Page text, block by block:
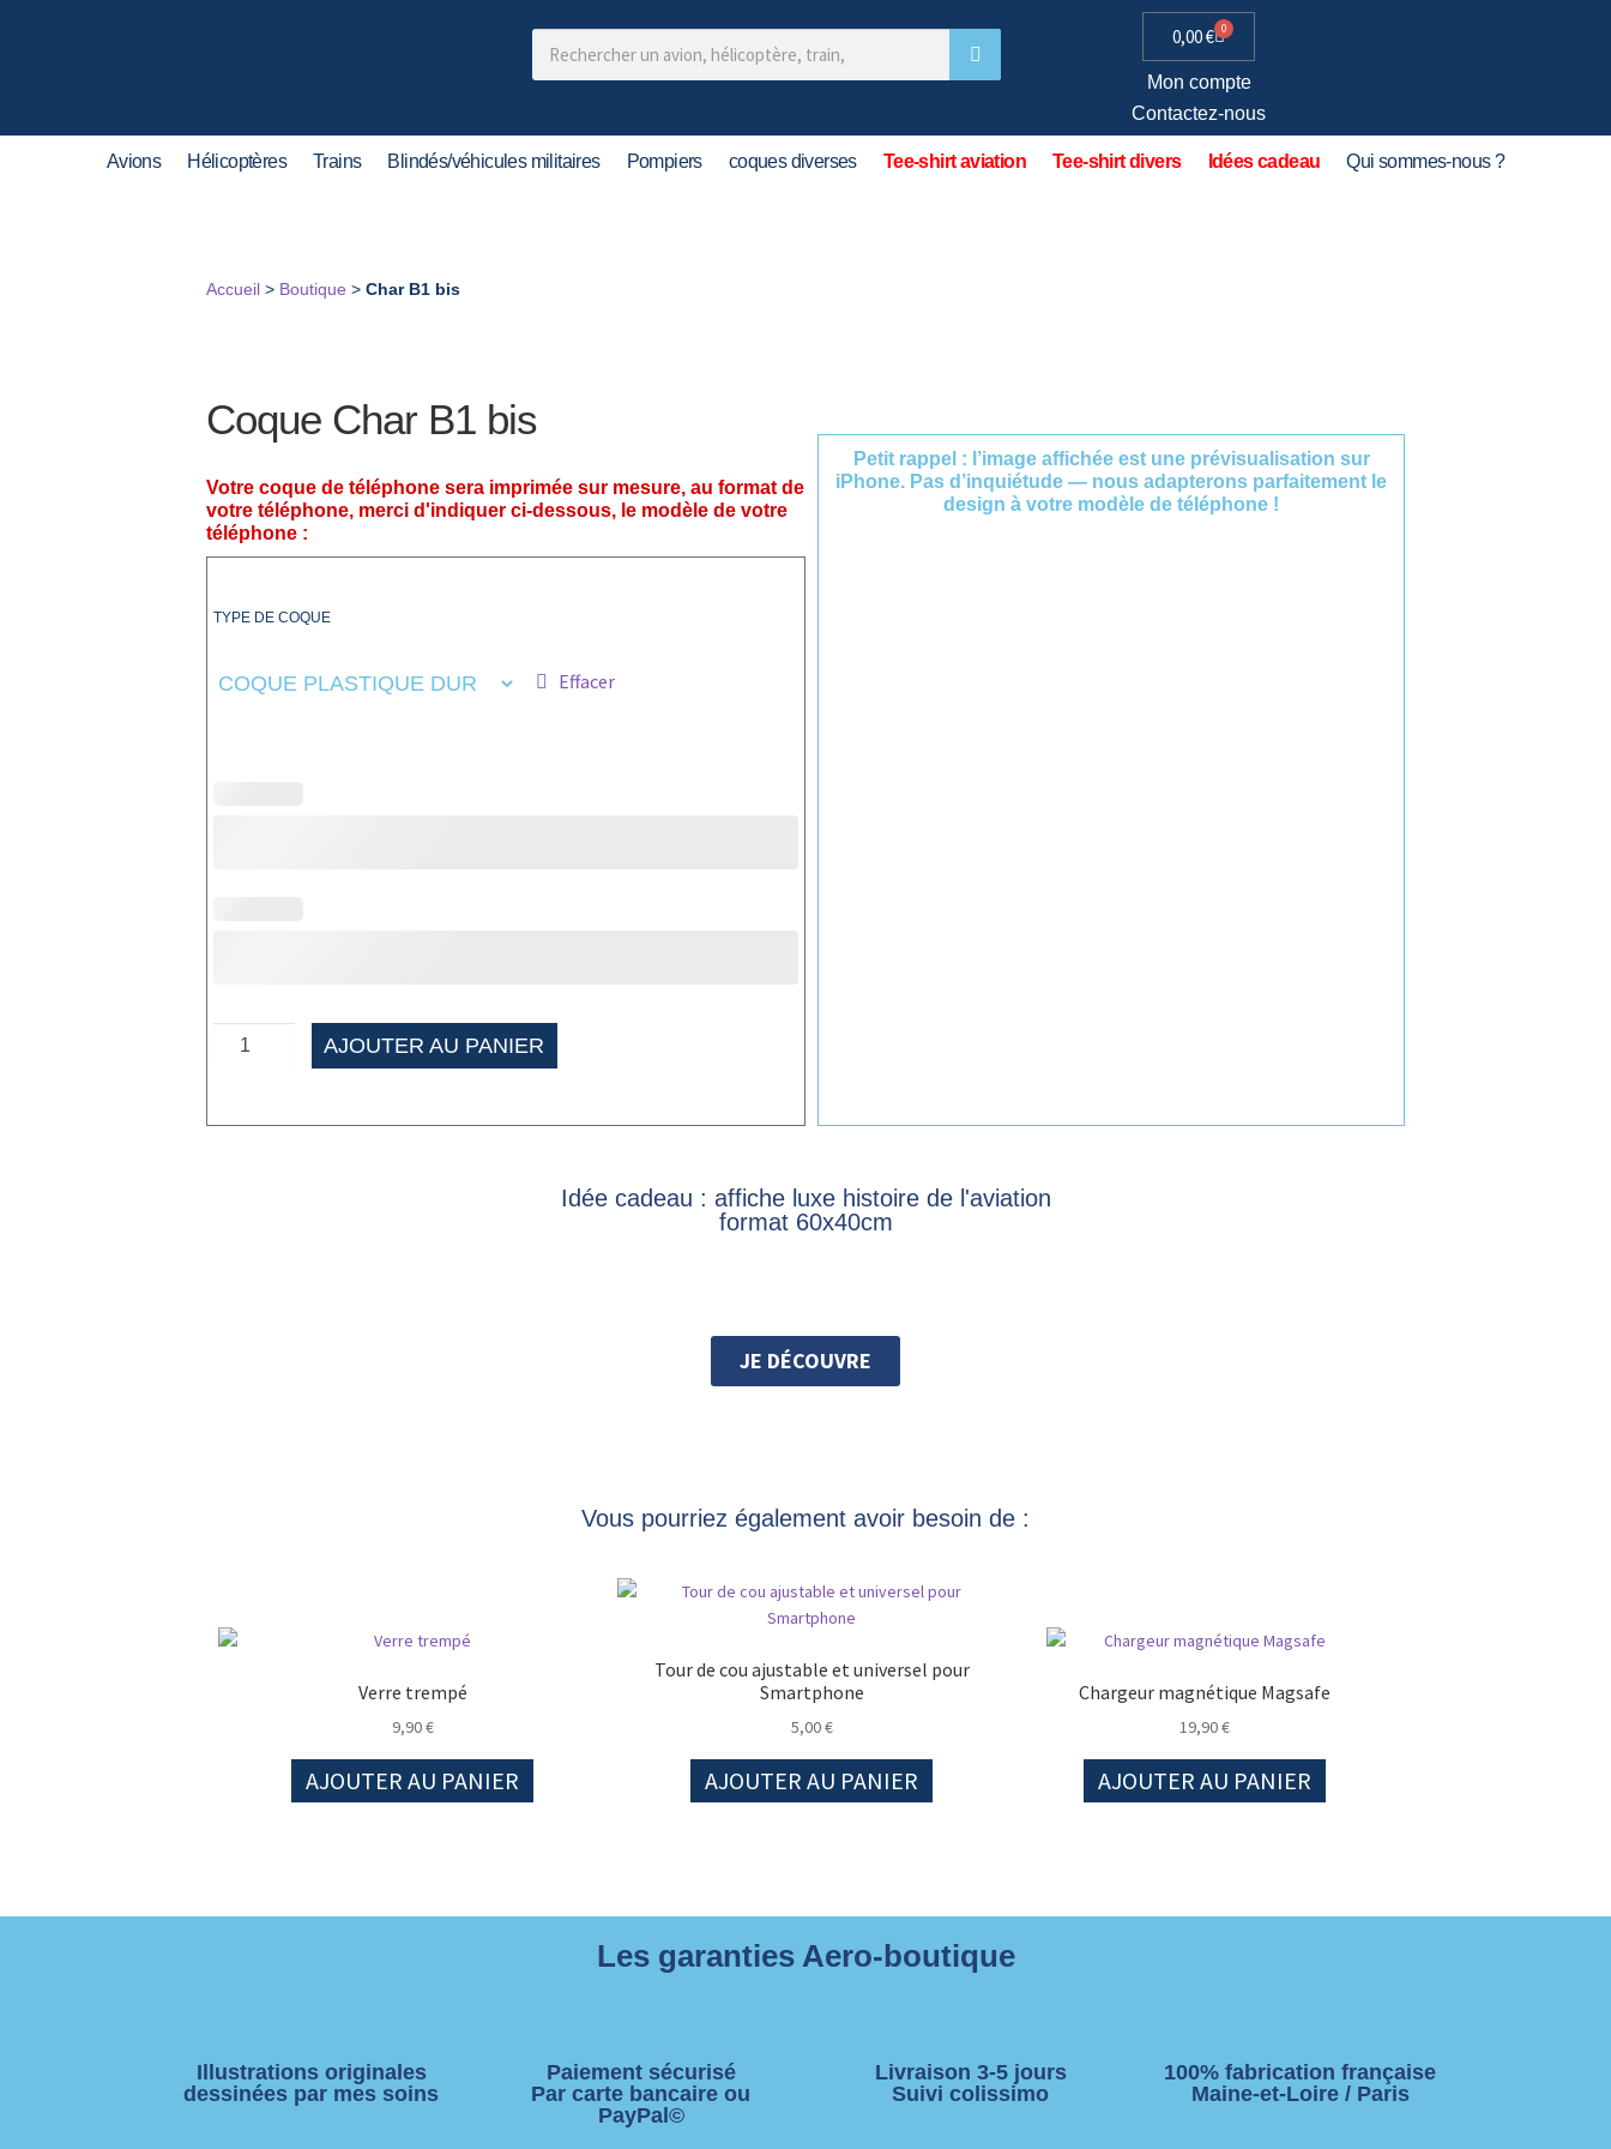
0,00€ 0
Mon compte
Contactez-nous
Avions Hélicoptères Trains Blindés/véhicules militaires Pompiers coques diverses Tee-shirt aviation Tee-shirt divers Idées cadeau Qui sommes-nous ?
Accueil > Boutique > Char B1 bis
Coque Char B1 bis
Votre coque de téléphone sera imprimée sur mesure, au format de
votre téléphone, merci d'indiquer ci-dessous, le modèle de votre
téléphone :
TYPE DE COQUE
Effacer
AJOUTER AU PANIER
Petit rappel : l’image affichée est une prévisualisation sur
iPhone. Pas d’inquiétude — nous adapterons parfaitement le
design à votre modèle de téléphone !
Idée cadeau : affiche luxe histoire de l'aviation
format 60x40cm
JE DÉCOUVRE
Vous pourriez également avoir besoin de :
Verre trempé
9,90€
AJOUTER AU PANIER
Tour de cou ajustable et universel pour
Smartphone
5,00€
AJOUTER AU PANIER
Chargeur magnétique Magsafe
19,90€
AJOUTER AU PANIER
Les garanties Aero-boutique
Illustrations originales
dessinées par mes soins
Paiement sécurisé
Par carte bancaire ou
PayPal©
Livraison 3-5 jours
Suivi colissimo
100% fabrication française
Maine-et-Loire / Paris